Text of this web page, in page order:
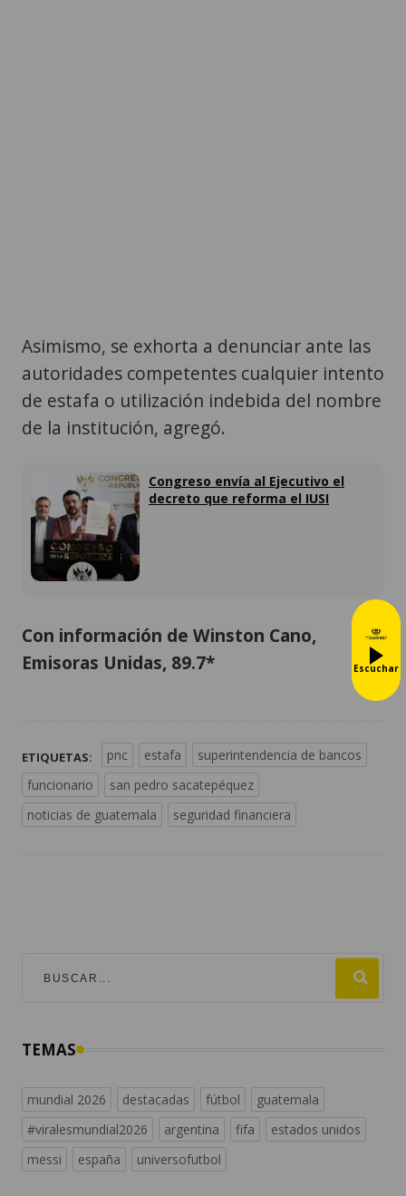
Asimismo, se exhorta a denunciar ante las
autoridades competentes cualquier intento
de estafa o utilización indebida del nombre
de la institución, agregó.
Congreso envía al Ejecutivo el
decreto que reforma el IUSI
Con información de Winston Cano,
Emisoras Unidas, 89.7*
ETIQUETAS: pnc estafa
superintendencia de bancos
funcionario
san pedro sacatepéquez
noticias de guatemala
seguridad financiera
TEMAS
mundial 2026 destacadas fútbol
guatemala
#viralesmundial2026
argentina fifa
estados unidos
messi
españa universofutbol
Escuchar